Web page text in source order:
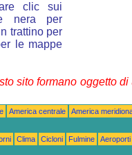
clic sui
nera per
trattino per
le mappe
sito formano oggetto
America centrale
America
Clima Cicloni Fulmine
Aeroporti